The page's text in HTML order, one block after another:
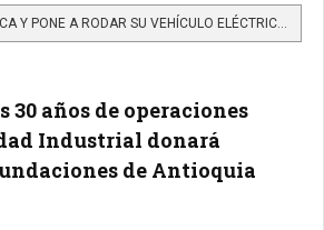
LEER MÁS…BYD FABRICA Y PONE A RODAR SU VEHÍCULO ELÉCTRICO NÚMERO ‘UN MILLÓN’
30 años de operaciones
Industrial donará
de Antioquia